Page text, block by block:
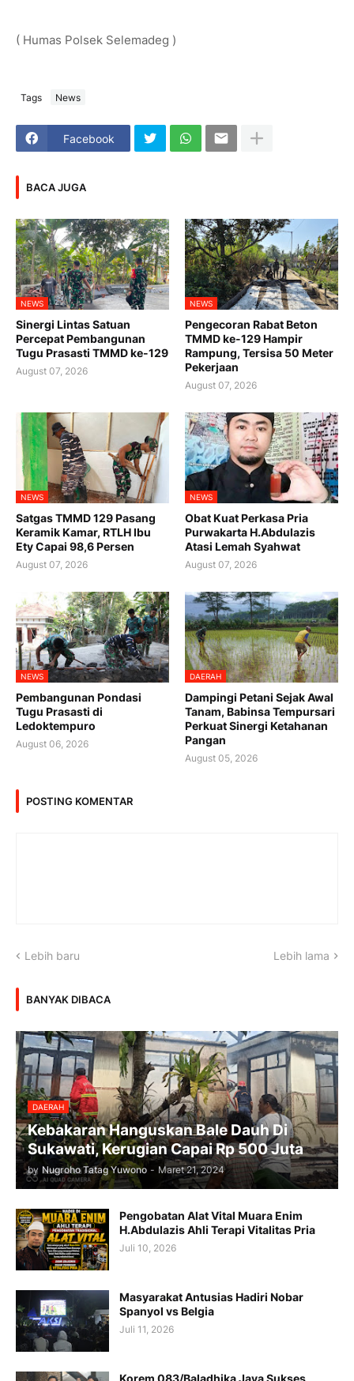
( Humas Polsek Selemadeg )
Tags News
Facebook
BACA JUGA
NEWS
Sinergi Lintas Satuan
Percepat Pembangunan
Tugu Prasasti TMMD ke-129
August 07, 2026
NEWS
Pengecoran Rabat Beton
TMMD ke-129 Hampir
Rampung, Tersisa 50 Meter
Pekerjaan
August 07, 2026
NEWS
Satgas TMMD 129 Pasang
Keramik Kamar, RTLH Ibu
Ety Capai 98,6 Persen
August 07, 2026
NEWS
Obat Kuat Perkasa Pria
Purwakarta H.Abdulazis
Atasi Lemah Syahwat
August 07, 2026
NEWS
Pembangunan Pondasi
Tugu Prasasti di
Ledoktempuro
August 06, 2026
DAERAH
Dampingi Petani Sejak Awal
Tanam, Babinsa Tempursari
Perkuat Sinergi Ketahanan
Pangan
August 05, 2026
POSTING KOMENTAR
Lebih baru Lebih lama
BANYAK DIBACA
DAERAH
Kebakaran Hanguskan Bale Dauh Di
Sukawati, Kerugian Capai Rp 500 Juta
by Nugroho Tatag Yuwono - Maret 21, 2024
Pengobatan Alat Vital Muara Enim
H.Abdulazis Ahli Terapi Vitalitas Pria
Juli 10, 2026
Masyarakat Antusias Hadiri Nobar
Spanyol vs Belgia
Juli 11, 2026